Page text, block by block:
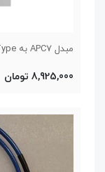
مبدل APC7 به N-Type مادگی
8,925,000 تومان